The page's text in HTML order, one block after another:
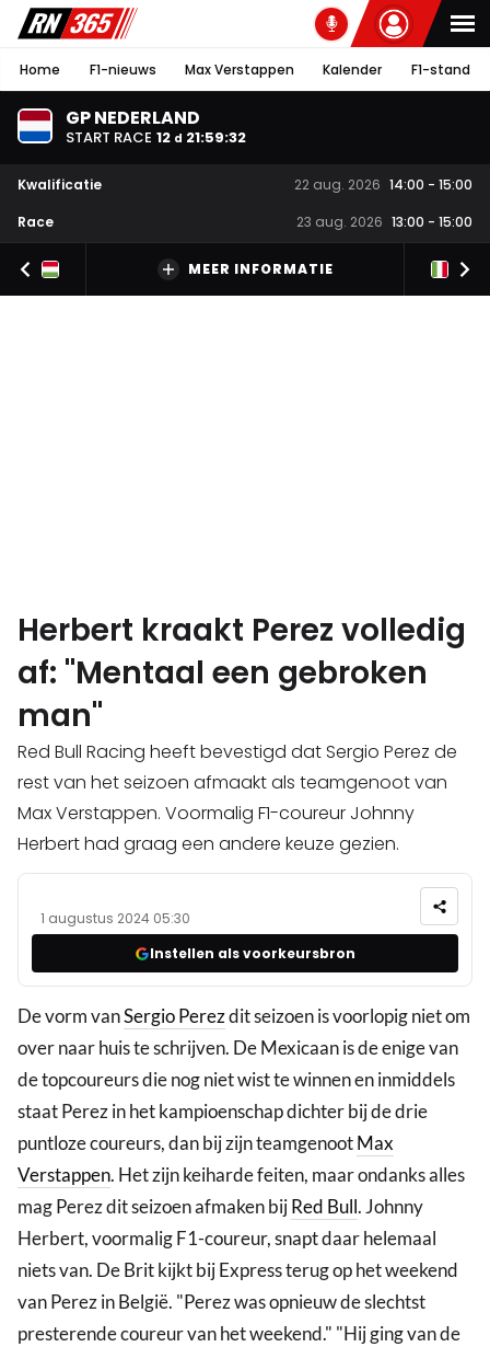
Home F1-nieuws Max Verstappen Kalender F1-stand
GP NEDERLAND
START RACE 12 d 21:59:32
Kwalificatie 22 aug. 2026 14:00 - 15:00
Race
23 aug. 2026 13:00 - 15:00
MEER INFORMATIE
Herbert kraakt Perez volledig
af: "Mentaal een gebroken
man"
Red Bull Racing heeft bevestigd dat Sergio Perez de
rest van het seizoen afmaakt als teamgenoot van
Max Verstappen. Voormalig F1-coureur Johnny
Herbert had graag een andere keuze gezien.
1 augustus 2024 05:30
Instellen als voorkeursbron
De vorm vanSergio Perezdit seizoen is voorlopig niet om
over naar huis te schrijven. De Mexicaan is de enige van
de topcoureurs die nog niet wist te winnen en inmiddels
staat Perez in het kampioenschap dichter bij de drie
puntloze coureurs, dan bij zijn teamgenootMax
Verstappen. Het zijn keiharde feiten, maar ondanks alles
mag Perez dit seizoen afmaken bijRed Bull. Johnny
Herbert, voormalig F1-coureur, snapt daar helemaal
niets van. De Brit kijkt bij Express terug op het weekend
van Perez in België. "Perez was opnieuw de slechtst
presterende coureur van het weekend." "Hij ging van de